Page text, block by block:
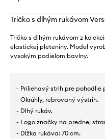
Tričko s dlhým rukávom
Tričko s dlhým rukávom z
elastickej pleteniny. Model
vysokým podielom bavlny.
- Priliehavý strih pre pohodlie
- Okrúhly, rebrovaný výstrih.
- Dlhý rukáv.
- Logo značky na prednej
- Dĺžka rukáva: 70 cm.